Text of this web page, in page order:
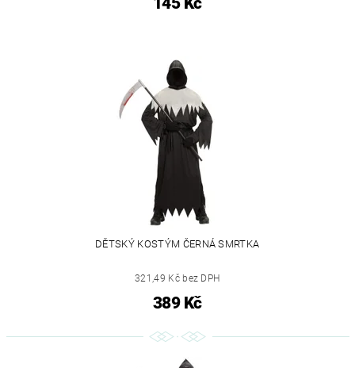
DĚTSKÝ KOSTÝM ČERNÁ SMRTKA
321,49 Kč bez DPH
389 Kč